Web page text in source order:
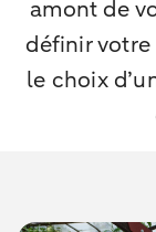
amont de
définir
le choix